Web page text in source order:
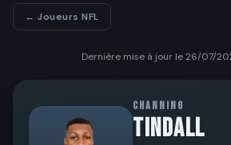
← Joueurs NFL
Dernière mise à jour le 26/07/
CHANNING
TINDALL